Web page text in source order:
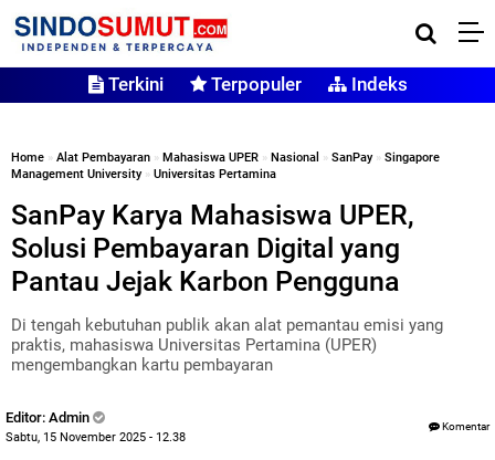
Terkini Terpopuler Indeks
Home » Alat Pembayaran » Mahasiswa UPER » Nasional » SanPay» Singapore
Management University» Universitas Pertamina
SanPay Karya Mahasiswa UPER,
Solusi Pembayaran Digital yang
Pantau Jejak Karbon Pengguna
Di tengah kebutuhan publik akan alat pemantau emisi yang
praktis, mahasiswa Universitas Pertamina (UPER)
mengembangkan kartu pembayaran
Editor: Admin
Sabtu, 15 November 2025 - 12.38
Komentar